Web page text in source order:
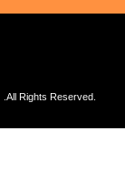
.All Rights Reserved.